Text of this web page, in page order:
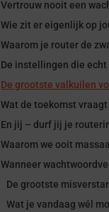
De grootste valkuilen
Wat de toekomst